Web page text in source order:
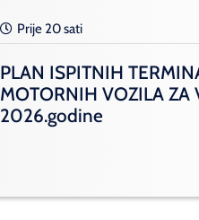
Prije 20 sati
PLAN ISPITNIH
MOTORNIH VOZILA ZA
2026.godine